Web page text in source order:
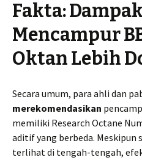
Fakta:
Mencampur
Oktan Lebih
Secara umum, para ahli dan
merekomendasikan
memiliki Research Octane
aditif yang berbeda. Meskipun
terlihat di tengah-tengah,